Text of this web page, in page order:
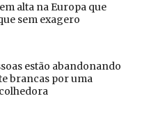
alta na Europa que
sem exagero
estão abandonando
brancas por uma